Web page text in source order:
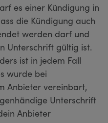
es einer Kündigung in
die Kündigung auch
werden darf und
Unterschrift gültig ist.
ist in jedem Fall
wurde bei
Anbieter vereinbart,
Unterschrift
Anbieter